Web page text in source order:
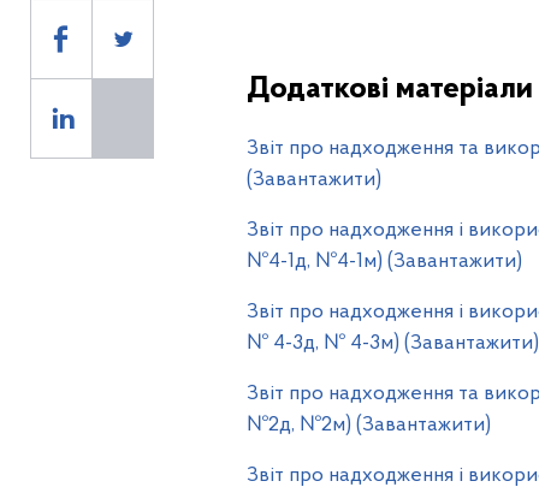
Додаткові матеріали
Звіт про надходження та
(Завантажити)
Звіт про надходження і
№4-1д, №4-1м) (Завантажити)
Звіт про надходження і
№ 4-3д, № 4-3м) (Завантажити)
Звіт про надходження та
№2д, №2м) (Завантажити)
Звіт про надходження і